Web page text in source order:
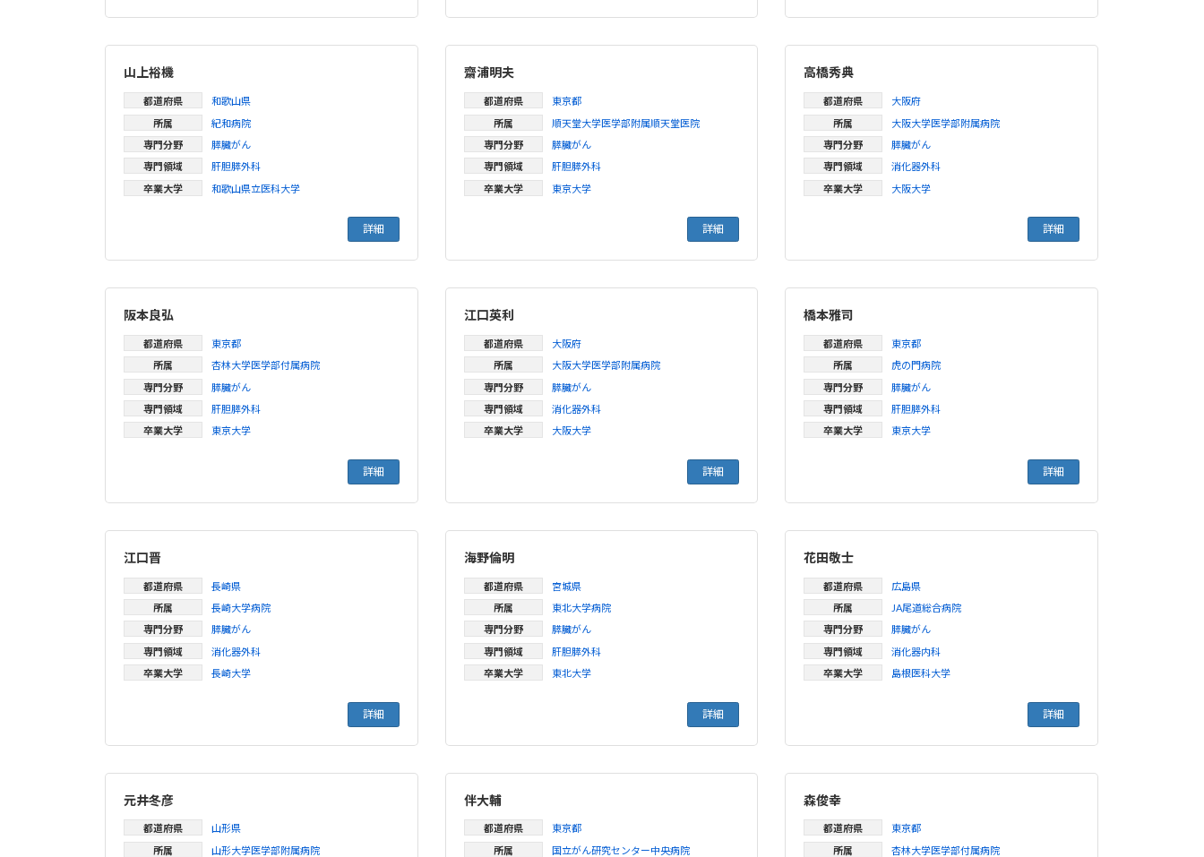
山上裕機
都道府県
和歌山県
所属
紀和病院
専門分野
膵臓がん
専門領域
肝胆膵外科
卒業大学
和歌山県立医科大学
詳細
齋浦明夫
都道府県
東京都
所属
順天堂大学医学部附属順天堂医院
専門分野
膵臓がん
専門領域
肝胆膵外科
卒業大学
東京大学
詳細
高橋秀典
都道府県
大阪府
所属
大阪大学医学部附属病院
専門分野
膵臓がん
専門領域
消化器外科
卒業大学
大阪大学
詳細
阪本良弘
都道府県
東京都
所属
杏林大学医学部付属病院
専門分野
膵臓がん
専門領域
肝胆膵外科
卒業大学
東京大学
詳細
江口英利
都道府県
大阪府
所属
大阪大学医学部附属病院
専門分野
膵臓がん
専門領域
消化器外科
卒業大学
大阪大学
詳細
橋本雅司
都道府県
東京都
所属
虎の門病院
専門分野
膵臓がん
専門領域
肝胆膵外科
卒業大学
東京大学
詳細
江口晋
都道府県
長崎県
所属
長崎大学病院
専門分野
膵臓がん
専門領域
消化器外科
卒業大学
長崎大学
詳細
海野倫明
都道府県
宮城県
所属
東北大学病院
専門分野
膵臓がん
専門領域
肝胆膵外科
卒業大学
東北大学
詳細
花田敬士
都道府県
広島県
所属
JA尾道総合病院
専門分野
膵臓がん
専門領域
消化器内科
卒業大学
島根医科大学
詳細
元井冬彦
都道府県
山形県
所属
山形大学医学部附属病院
伴大輔
都道府県
東京都
所属
国立がん研究センター中央病院
森俊幸
都道府県
東京都
所属
杏林大学医学部付属病院